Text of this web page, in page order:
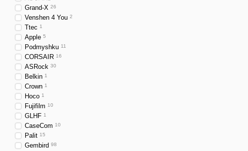
Grand-X 26
Venshen 4 You 2
Ttec 1
Apple 5
Podmyshku 11
CORSAIR 16
ASRock 30
Belkin 1
Crown 1
Hoco 1
Fujifilm 10
GLHF 1
CaseCom 10
Palit 15
Gembird 98